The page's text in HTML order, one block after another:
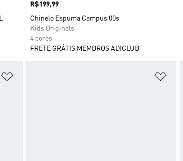
Preço
R$199,99
Chinelo Espuma Campus 00s
Kids Originals
4 cores
FRETE GRÁTIS MEMBROS ADICLUB